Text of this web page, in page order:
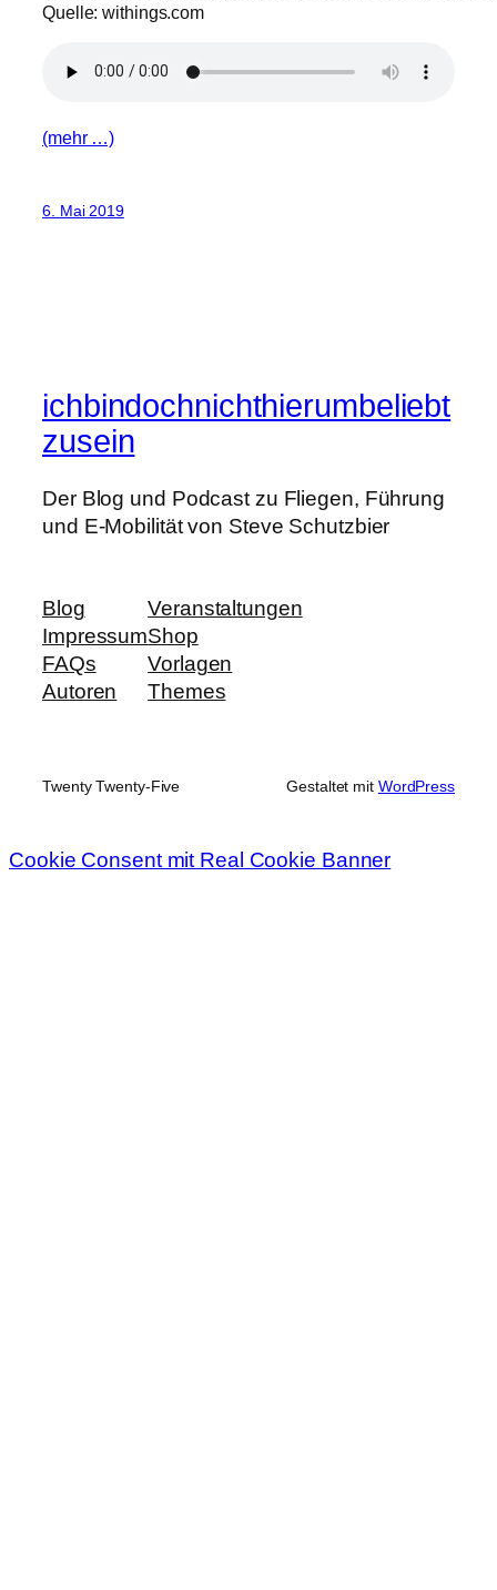
Quelle: withings.com
(mehr …)
6. Mai 2019
ichbindochnichthierumbeliebt
zusein
Der Blog und Podcast zu Fliegen, Führung
und E-Mobilität von Steve Schutzbier
Blog
Impressum
FAQs
Autoren
Veranstaltungen
Shop
Vorlagen
Themes
Twenty Twenty-Five Gestaltet mit WordPress
Cookie Consent mit Real Cookie Banner